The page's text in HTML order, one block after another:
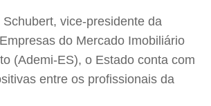
Schubert, vice-presidente da
do Mercado Imobiliário
(Ademi-ES), o Estado conta com
entre os profissionais da